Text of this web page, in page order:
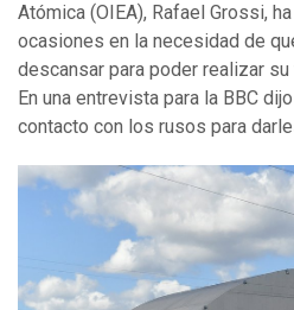
Atómica (OIEA), Rafael Grossi,
ocasiones en la necesidad de
descansar para poder realizar
En una entrevista para la BBC
contacto con los rusos para